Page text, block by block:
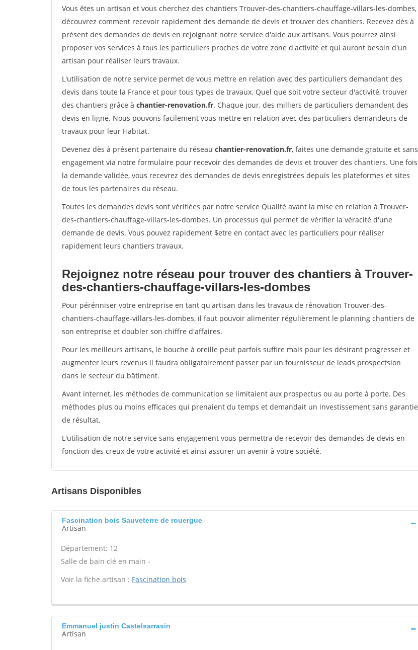
Vous êtes un artisan et vous cherchez des chantiers Trouver-des-chantiers-chauffage-villars-les-dombes,
découvrez comment recevoir rapidement des demande de devis et trouver des chantiers. Recevez dès à
présent des demandes de devis en rejoignant notre service d'aide aux artisans. Vous pourrez ainsi
proposer vos services à tous les particuliers proches de votre zone d'activité et qui auront besoin d'un
artisan pour réaliser leurs travaux.
L'utilisation de notre service permet de vous mettre en relation avec des particuliers demandant des
devis dans toute la France et pour tous types de travaux. Quel que soit votre secteur d'activité, trouver
des chantiers grâce à chantier-renovation.fr. Chaque jour, des milliers de particuliers demandent des
devis en ligne. Nous pouvons facilement vous mettre en relation avec des particuliers demandeurs de
travaux pour leur Habitat.
Devenez dès à présent partenaire du réseau chantier-renovation.fr, faites une demande gratuite et sans
engagement via notre formulaire pour recevoir des demandes de devis et trouver des chantiers. Une fois
la demande validée, vous recevrez des demandes de devis enregistrées depuis les plateformes et sites
de tous les partenaires du réseau.
Toutes les demandes devis sont vérifiées par notre service Qualité avant la mise en relation à Trouver-
des-chantiers-chauffage-villars-les-dombes. Un processus qui permet de vérifier la véracité d'une
demande de devis. Vous pouvez rapidement $etre en contact avec les particuliers pour réaliser
rapidement leurs chantiers travaux.
Rejoignez notre réseau pour trouver des chantiers à Trouver-
des-chantiers-chauffage-villars-les-dombes
Pour pérénniser votre entreprise en tant qu'artisan dans les travaux de rénovation Trouver-des-
chantiers-chauffage-villars-les-dombes, il faut pouvoir alimenter régulièrement le planning chantiers de
son entreprise et doubler son chiffre d'affaires.
Pour les meilleurs artisans, le bouche à oreille peut parfois suffire mais pour les désirant progresser et
augmenter leurs revenus il faudra obligatoirement passer par un fournisseur de leads prospectsion
dans le secteur du bâtiment.
Avant internet, les méthodes de communication se limitaient aux prospectus ou au porte à porte. Des
méthodes plus ou moins efficaces qui prenaient du temps et demandait un investissement sans garantie
de résultat.
L'utilisation de notre service sans engagement vous permettra de recevoir des demandes de devis en
fonction des creux de votre activité et ainsi assurer un avenir à votre société.
Artisans Disponibles
Fascination bois Sauveterre de rouergue
Artisan
Département: 12
Salle de bain clé en main -
Voir la fiche artisan : Fascination bois
Emmanuel justin Castelsarrasin
Artisan